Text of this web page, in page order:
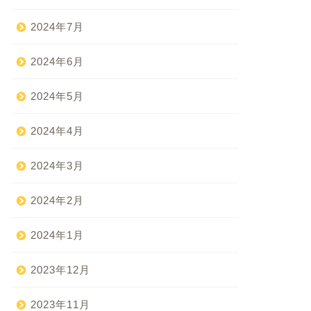
2024年7月
2024年6月
2024年5月
2024年4月
2024年3月
2024年2月
2024年1月
2023年12月
2023年11月